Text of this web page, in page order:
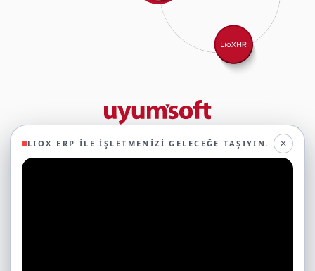
LIOX ERP ILE İŞLETMENIZI GELECEĞE TAŞIYIN. ✕
29 yıllık deneyimimizle birlikte, 350'den fazla iş ortağıyla iş birliği
yaparak, 45'ten fazla sektörde faaliyet gösteriyor ve
oluşturduğumuz ekosistemin gücüyle geleceğe sağlam adımlarla